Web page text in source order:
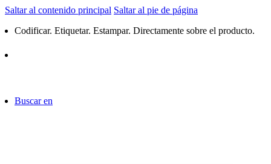
Saltar al contenido principal Saltar al pie de página
Codificar. Etiquetar. Estampar. Directamente sobre el producto.
Buscar en